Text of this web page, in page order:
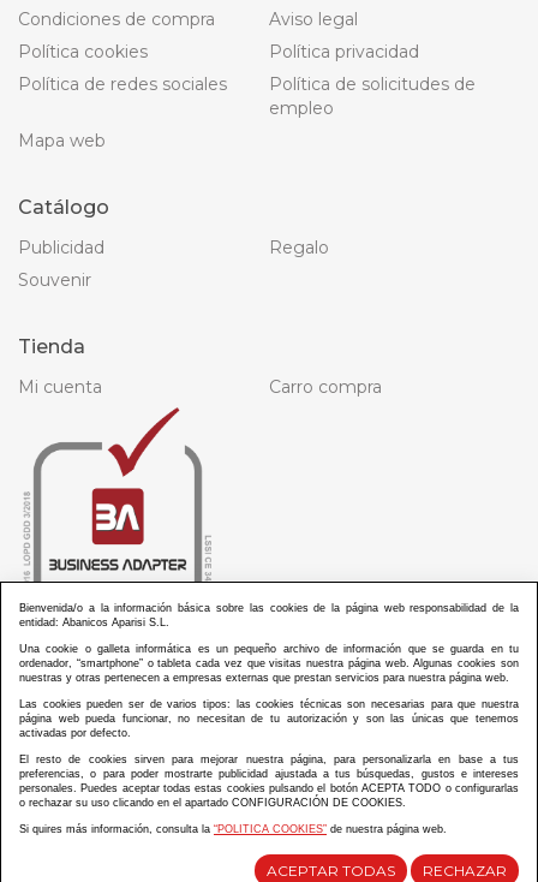
Condiciones de compra
Aviso legal
Política cookies
Política privacidad
Política de redes sociales
Política de solicitudes de
empleo
Mapa web
Catálogo
Publicidad
Regalo
Souvenir
Tienda
Mi cuenta Carro compra
ABANICOS APARISI S.L. ha recibido por parte de La Generalitat Valenciana, la cantidad de
100.000 € en apoyo al proyecto HISOLV/2021/3933/46 del PLAN EMPRESARIAL “PLAN RESISITIR
PLUS”.
ABANICOS APARISI S.L. ha recibido por parte de La Generalitat Valenciana, la cantidad de 7.000
Bienvenida/o a la información básica sobre las cookies de la página web responsabilidad de la
entidad: Abanicos Aparisi S.L.
Una cookie o galleta informática es un pequeño archivo de información que se guarda en tu
ordenador, “smartphone” o tableta cada vez que visitas nuestra página web. Algunas cookies son
nuestras y otras pertenecen a empresas externas que prestan servicios para nuestra página web.
Las cookies pueden ser de varios tipos: las cookies técnicas son necesarias para que nuestra
página web pueda funcionar, no necesitan de tu autorización y son las únicas que tenemos
activadas por defecto.
El resto de cookies sirven para mejorar nuestra página, para personalizarla en base a tus
preferencias, o para poder mostrarte publicidad ajustada a tus búsquedas, gustos e intereses
personales. Puedes aceptar todas estas cookies pulsando el botón ACEPTA TODO o configurarlas
o rechazar su uso clicando en el apartado CONFIGURACIÓN DE COOKIES.
Si quires más información, consulta la “POLITICA COOKIES” de nuestra página web.
ACEPTAR TODAS RECHAZAR